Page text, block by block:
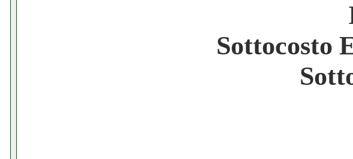
Gratis registra il tuo Sito di Annunci nel Network
Sottocosto